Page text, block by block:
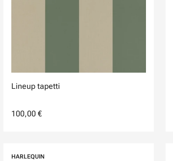
Lineup tapetti
100,00 €
HARLEQUIN